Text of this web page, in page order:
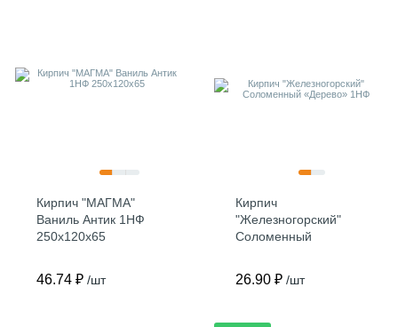
Кирпич "МАГМА"
Ваниль Антик 1НФ
250х120х65
46.74 ₽ /шт
Кирпич
"Железногорский"
Соломенный
26.90 ₽ /шт